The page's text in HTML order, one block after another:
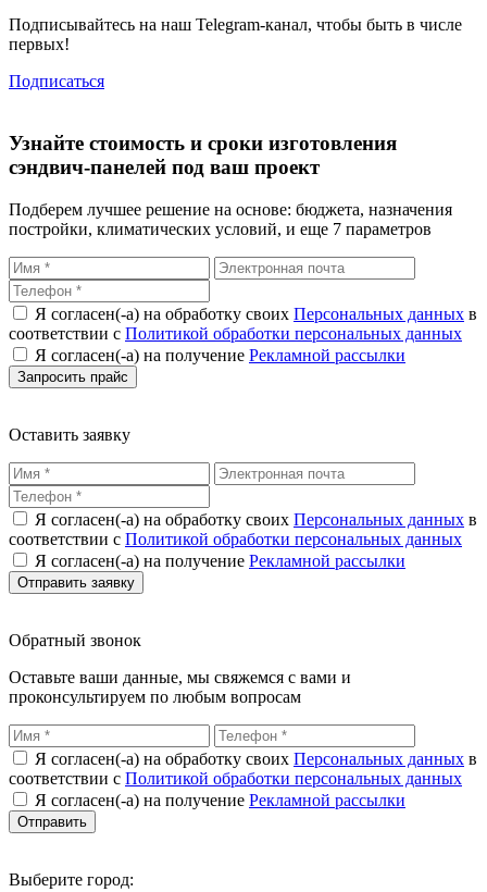
Подписывайтесь на наш Telegram-канал, чтобы быть в числе
первых!
Подписаться
Узнайте стоимость и сроки изготовления
сэндвич-панелей под ваш проект
Подберем лучшее решение на основе: бюджета, назначения
постройки, климатических условий, и еще 7 параметров
Я согласен(-а) на обработку своих Персональных данных в
соответствии с Политикой обработки персональных данных
Я согласен(-а) на получение Рекламной рассылки
Оставить заявку
Я согласен(-а) на обработку своих Персональных данных в
соответствии с Политикой обработки персональных данных
Я согласен(-а) на получение Рекламной рассылки
Обратный звонок
Оставьте ваши данные, мы свяжемся с вами и
проконсультируем по любым вопросам
Я согласен(-а) на обработку своих Персональных данных в
соответствии с Политикой обработки персональных данных
Я согласен(-а) на получение Рекламной рассылки
Выберите город: